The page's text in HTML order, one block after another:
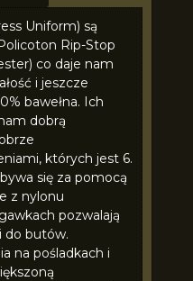
Uniform) są
Rip-Stop
co daje nam
i jeszcze
bawełna. Ich
dobrą
których jest 6.
się za pomocą
z nylonu
pozwalają
do butów.
na pośladkach i